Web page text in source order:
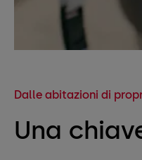
Dalle abitazioni di
Una